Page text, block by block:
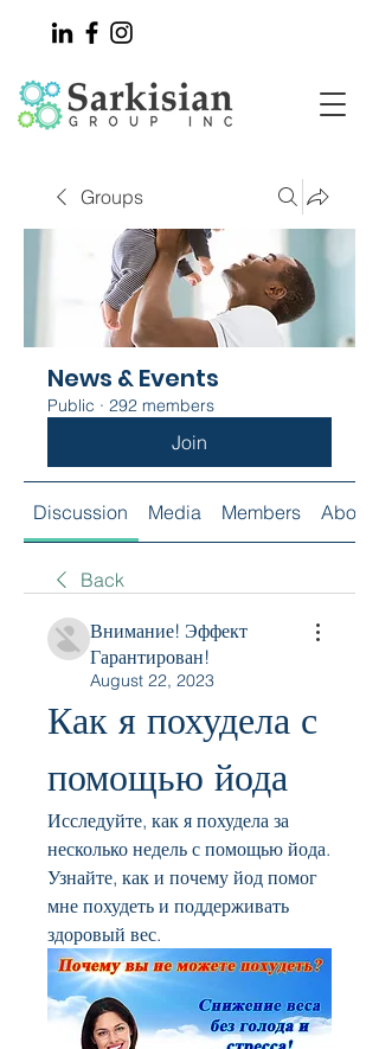
Groups
News & Events
Public · 292 members
Join
Discussion Media Members About
Back
Внимание! Эффект
Гарантирован!
August 22, 2023
Как я похудела с
помощью йода
Исследуйте, как я похудела за
несколько недель с помощью йода.
Узнайте, как и почему йод помог
мне похудеть и поддерживать
здоровый вес.